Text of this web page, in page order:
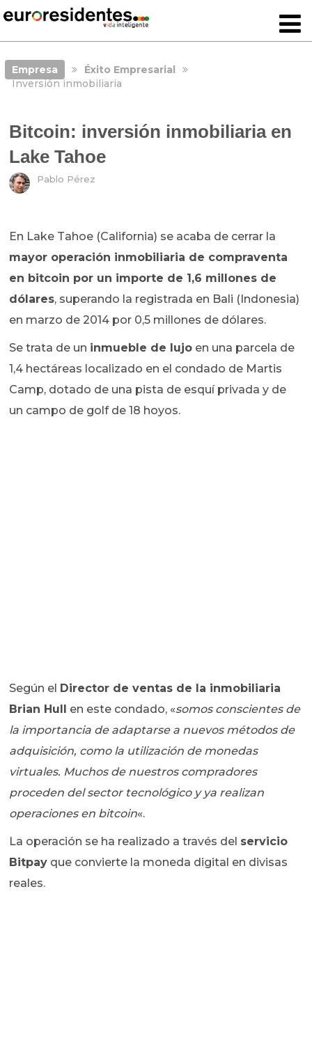
Empresa
Éxito Empresarial
Inversión inmobiliaria
Bitcoin: inversión inmobiliaria en
Lake Tahoe
Pablo Pérez
En Lake Tahoe (California) se acaba de cerrar la
mayor operación inmobiliaria de compraventa
en bitcoin por un importe de 1,6 millones de
dólares, superando la registrada en Bali (Indonesia)
en marzo de 2014 por 0,5 millones de dólares.
Se trata de un inmueble de lujo en una parcela de
1,4 hectáreas localizado en el condado de Martis
Camp, dotado de una pista de esquí privada y de
un campo de golf de 18 hoyos.
Según el Director de ventas de la inmobiliaria
Brian Hull
en este condado, «somos conscientes de
la importancia de adaptarse a nuevos métodos de
adquisición, como la utilización de monedas
virtuales. Muchos de nuestros compradores
proceden del sector tecnológico y ya realizan
operaciones en bitcoin«.
La operación se ha realizado a través del servicio
Bitpay que convierte la moneda digital en divisas
reales.